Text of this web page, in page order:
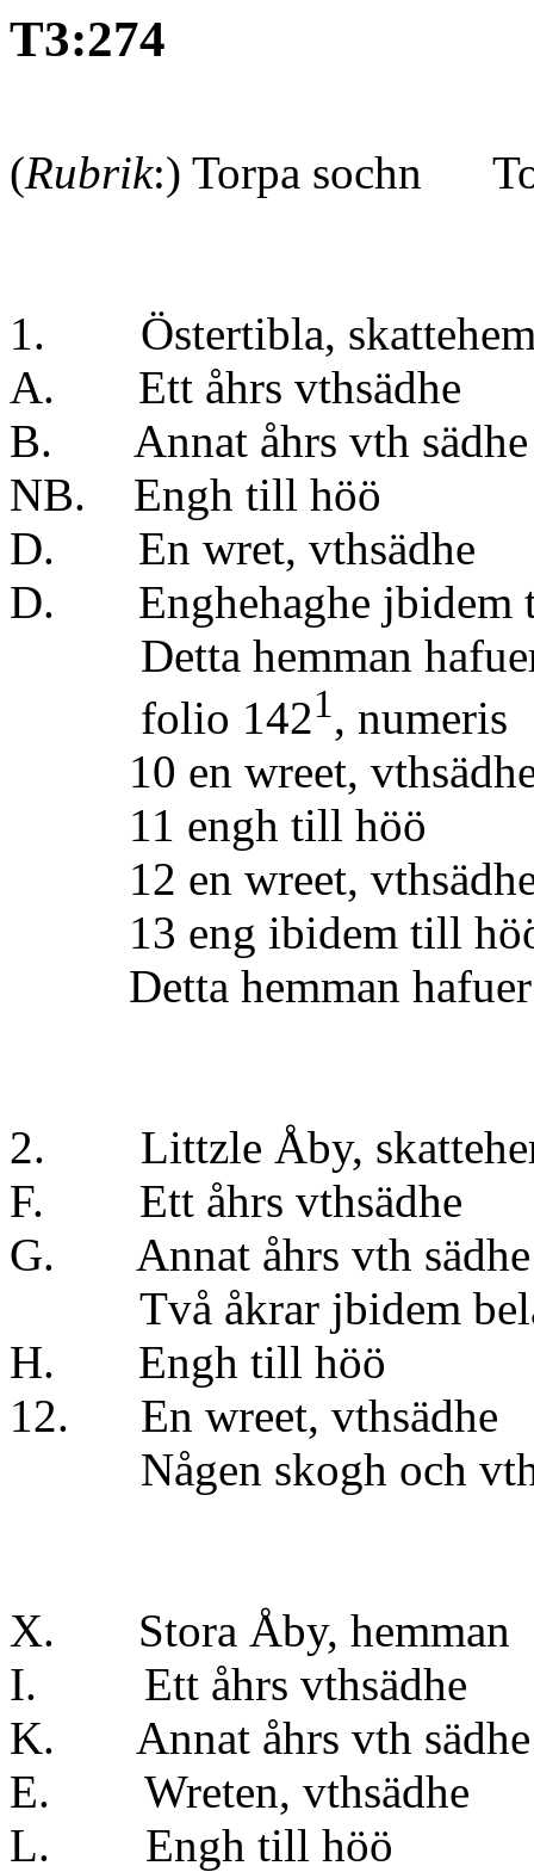
T3:274
(Rubrik:) Torpa sochn
1. Östertibla,
A. Ett åhrs
B. Annat åhrs
NB. Engh till
D. En wret,
D. Enghehaghe
Detta hemman hafuer
folio 1421, numeris
10 en wreet,
11 engh till höö
12 en wreet,
13 eng ibidem till
Detta hemman hafuer
2. Littzle Åby,
F. Ett åhrs
G. Annat åhrs
Två åkrar jbidem
H. Engh till
12. En wreet,
Någen skogh och
X. Stora Åby, hemman
I. Ett åhrs
K. Annat åhrs
E. Wreten,
L. Engh till